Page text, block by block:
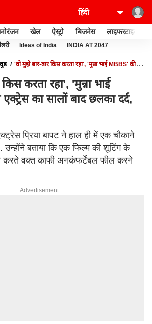
खेल ऐस्ट्रो बिजनेस लाइफस्टाइल
Ideas of India INDIA AT 2047
'वो मुझे बार-बार किस करता रहा', 'मुन्ना भाई MBBS' की
करता रहा', 'मुन्ना भाई
का सालों बाद छलका दर्द,
प्रिया बापट ने हाल ही में एक चौकाने
उन्होंने बताया कि एक फिल्म की शूटिंग के
करते वक्त काफी अनकंफर्टेबल फील करने
Advertisement